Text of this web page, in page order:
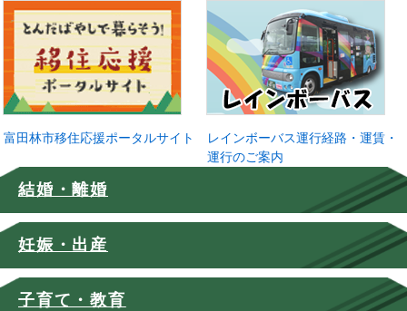
結婚・離婚
妊娠・出産
子育て・教育
富田林市移住応援ポータルサイト
レインボーバス運行経路・運賃・
運行のご案内